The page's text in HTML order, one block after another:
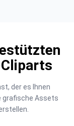
der es Ihnen
grafische Assets